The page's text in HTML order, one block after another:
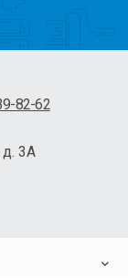
82-62
д. 3А